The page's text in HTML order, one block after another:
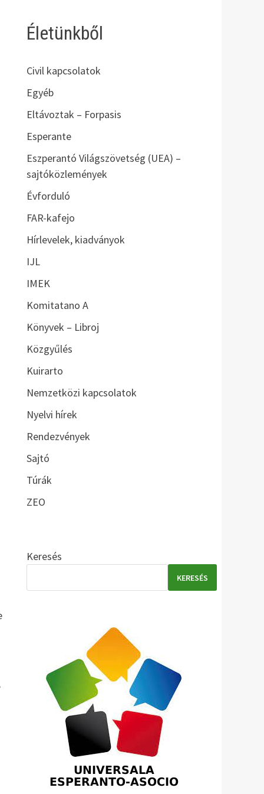
Életünkből
Civil kapcsolatok
Egyéb
Eltávoztak – Forpasis
Esperante
Eszperantó Világszövetség (UEA) –
sajtóközlemények
Évforduló
FAR-kafejo
Hírlevelek, kiadványok
IJL
IMEK
Komitatano A
Könyvek – Libroj
Közgyűlés
Kuirarto
Nemzetközi kapcsolatok
Nyelvi hírek
Rendezvények
Sajtó
Túrák
ZEO
Keresés
KERESÉS